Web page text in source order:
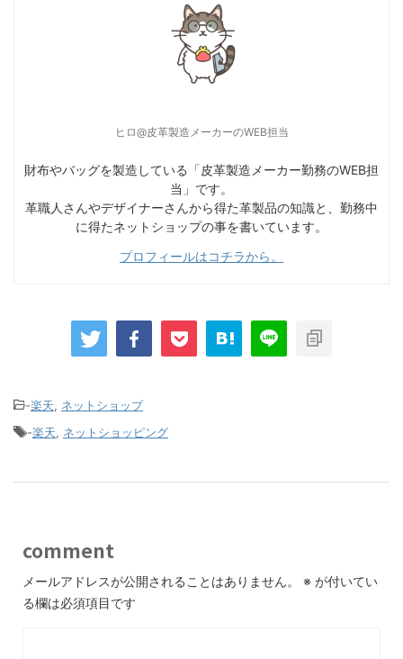
ヒロ@皮革製造メーカーのWEB担当
財布やバッグを製造している「皮革製造メーカー勤務のWEB担
当」です。
革職人さんやデザイナーさんから得た革製品の知識と、勤務中
に得たネットショップの事を書いています。
プロフィールはコチラから。
-楽天, ネットショップ
-楽天, ネットショッピング
comment
メールアドレスが公開されることはありません。 ※ が付いてい
る欄は必須項目です